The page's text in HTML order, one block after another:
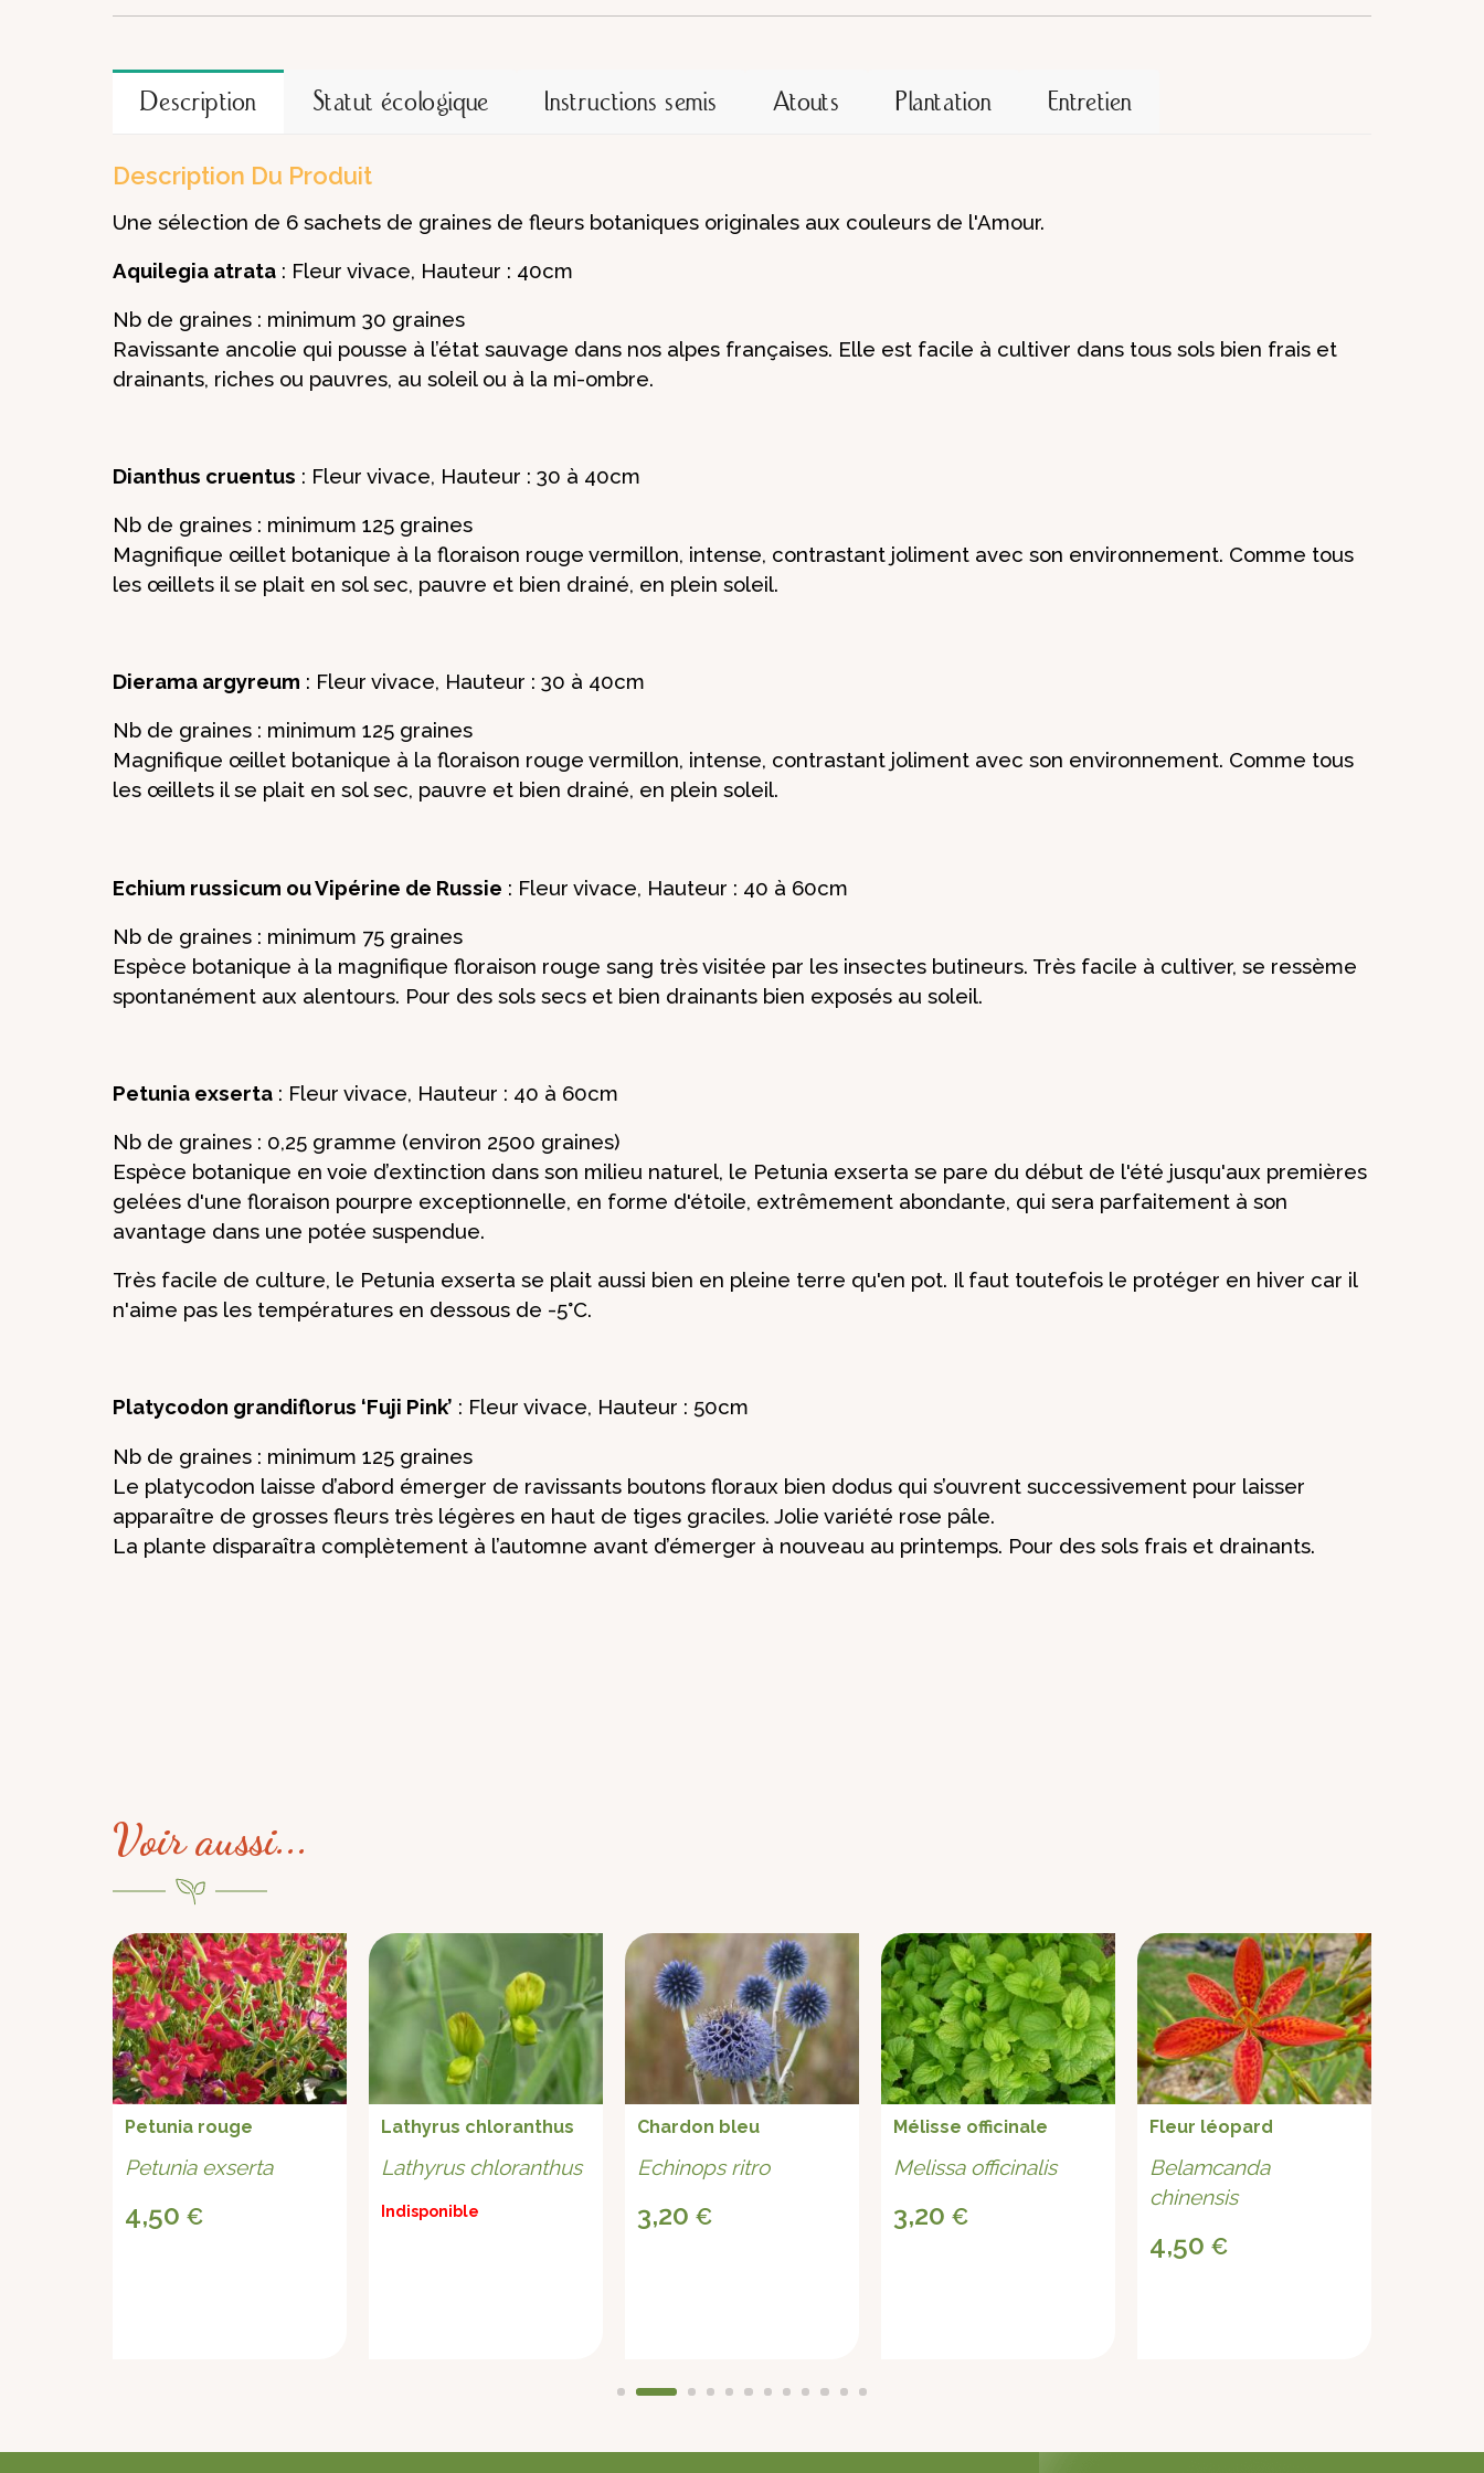
Description Statut écologique Instructions semis Atouts Plantation Entretien
Description Du Produit
Une sélection de 6 sachets de graines de fleurs botaniques originales aux couleurs de l'Amour.
Aquilegia atrata : Fleur vivace, Hauteur : 40cm
Nb de graines : minimum 30 graines
Ravissante ancolie qui pousse à l’état sauvage dans nos alpes françaises. Elle est facile à cultiver dans tous sols bien frais et
drainants, riches ou pauvres, au soleil ou à la mi-ombre.
Dianthus cruentus : Fleur vivace, Hauteur : 30 à 40cm
Nb de graines : minimum 125 graines
Magnifique œillet botanique à la floraison rouge vermillon, intense, contrastant joliment avec son environnement. Comme tous
les œillets il se plait en sol sec, pauvre et bien drainé, en plein soleil.
Dierama argyreum : Fleur vivace, Hauteur : 30 à 40cm
Nb de graines : minimum 125 graines
Magnifique œillet botanique à la floraison rouge vermillon, intense, contrastant joliment avec son environnement. Comme tous
les œillets il se plait en sol sec, pauvre et bien drainé, en plein soleil.
Echium russicum ou Vipérine de Russie : Fleur vivace, Hauteur : 40 à 60cm
Nb de graines : minimum 75 graines
Espèce botanique à la magnifique floraison rouge sang très visitée par les insectes butineurs. Très facile à cultiver, se ressème
spontanément aux alentours. Pour des sols secs et bien drainants bien exposés au soleil.
Petunia exserta : Fleur vivace, Hauteur : 40 à 60cm
Nb de graines : 0,25 gramme (environ 2500 graines)
Espèce botanique en voie d’extinction dans son milieu naturel, le Petunia exserta se pare du début de l'été jusqu'aux premières
gelées d'une floraison pourpre exceptionnelle, en forme d'étoile, extrêmement abondante, qui sera parfaitement à son
avantage dans une potée suspendue.
Très facile de culture, le Petunia exserta se plait aussi bien en pleine terre qu'en pot. Il faut toutefois le protéger en hiver car il
n'aime pas les températures en dessous de -5°C.
Platycodon grandiflorus ‘Fuji Pink’ : Fleur vivace, Hauteur : 50cm
Nb de graines : minimum 125 graines
Le platycodon laisse d’abord émerger de ravissants boutons floraux bien dodus qui s’ouvrent successivement pour laisser
apparaître de grosses fleurs très légères en haut de tiges graciles. Jolie variété rose pâle.
La plante disparaîtra complètement à l’automne avant d’émerger à nouveau au printemps. Pour des sols frais et drainants.
Voir aussi...
Petunia rouge
Petunia exserta
4,50€
Lathyrus chloranthus
Lathyrus chloranthus
Indisponible
Chardon bleu
Echinops ritro
3,20€
Mélisse officinale
Melissa officinalis
3,20€
Fleur léopard
Belamcanda
chinensis
4,50€